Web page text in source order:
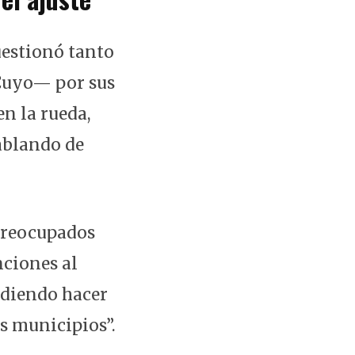
tanto
por sus
la rueda,
de
al
hacer
municipios”.